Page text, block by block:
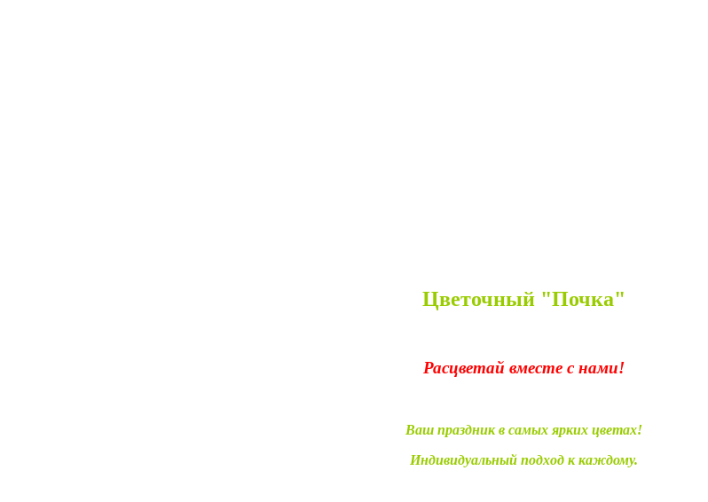
Цветочный "Почка"
Расцветай вместе с нами!
Ваш праздник в самых ярких цветах!
Индивидуальный подход к каждому.